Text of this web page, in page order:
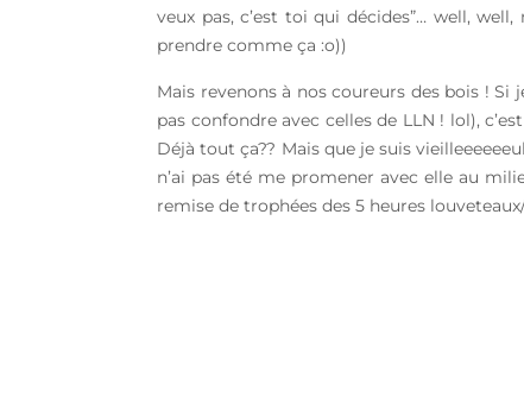
veux pas, c’est toi qui décides”… well,
prendre comme ça :o))
Mais revenons à nos coureurs des bois !
pas confondre avec celles de LLN ! lol),
Déjà tout ça?? Mais que je suis
n’ai pas été me promener avec elle au
remise de trophées des 5 heures